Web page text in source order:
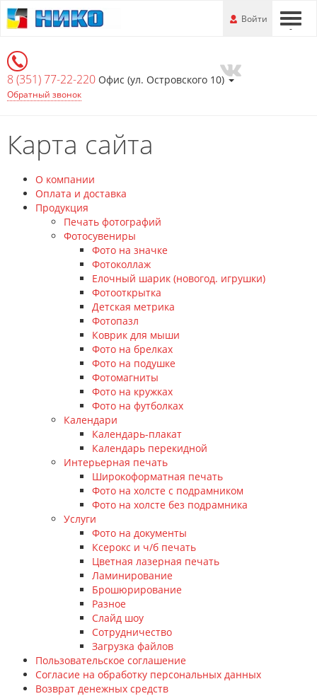
Перейти
к
информации
---
Войти
8 (351) 77-22-220 Офис (ул. Островского 10)
Обратный звонок
Карта сайта
О компании
Оплата и доставка
Продукция
Печать фотографий
Фотосувениры
Фото на значке
Фотоколлаж
Елочный шарик (новогод. игрушки)
Фотооткрытка
Детская метрика
Фотопазл
Коврик для мыши
Фото на брелках
Фото на подушке
Фотомагниты
Фото на кружках
Фото на футболках
Календари
Календарь-плакат
Календарь перекидной
Интерьерная печать
Широкоформатная печать
Фото на холсте с подрамником
Фото на холсте без подрамника
Услуги
Фото на документы
Ксерокс и ч/б печать
Цветная лазерная печать
Ламинирование
Брошюрирование
Разное
Слайд шоу
Сотрудничество
Загрузка файлов
Пользовательское соглашение
Согласие на обработку персональных данных
Возврат денежных средств